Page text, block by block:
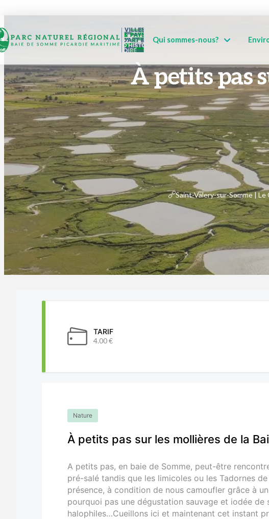
Qui sommes-nous?
À petits pas
Saint-Valery-sur-Somme | Le
TARIF
4.00 €
Nature
À petits pas sur les mollières de la
A petits pas, en baie de Somme, peut-être
pré-salé tandis que les limicoles ou les Tadornes
présence, à condition de nous camoufler grâce à
pourquoi pas une dégustation sauvage et iodée de
halophiles…Cueillons ici et maintenant cet instant